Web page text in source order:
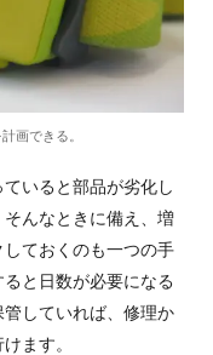
画できる。
いると部品が劣化し
んなときに備え、増
ておくのも一つの手
と日数が必要になる
していれば、修理か
ます。